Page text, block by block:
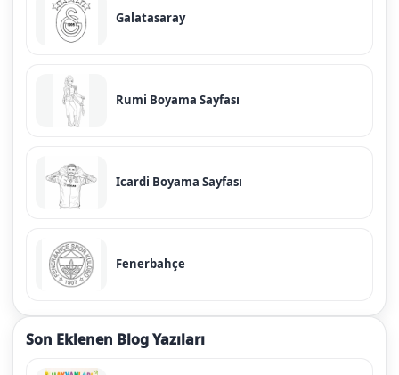
Galatasaray
Rumi Boyama Sayfası
Icardi Boyama Sayfası
Fenerbahçe
Son Eklenen Blog Yazıları